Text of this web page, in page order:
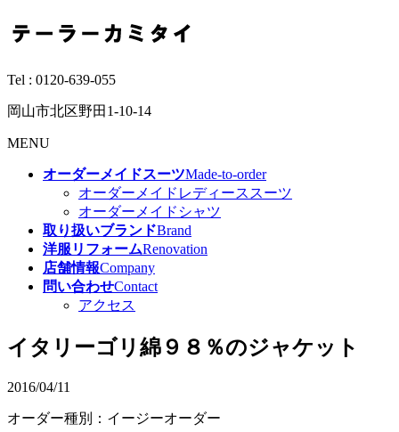
Tel : 0120-639-055
岡山市北区野田1-10-14
MENU
オーダーメイドスーツMade-to-order
オーダーメイドレディーススーツ
オーダーメイドシャツ
取り扱いブランドBrand
洋服リフォームRenovation
店舗情報Company
問い合わせContact
アクセス
イタリーゴリ綿９８％のジャケット
2016/04/11
オーダー種別：イージーオーダー